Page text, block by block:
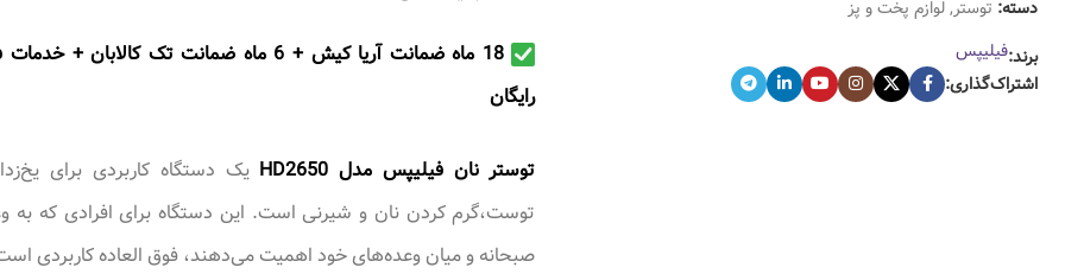
دسته: توستر,لوازم پخت و پز
برند:فیلیپس
اشتراک‌گذاری:
18 ماه ضمانت آریا کیش + 6 ماه ضمانت تک کالابان +
رايگان
توستر نان فیلیپس مدل HD2650
یک دستگاه کاربردی برای
توست،گرم کردن نان و شیرنی است. این دستگاه برای افرادی که به
صبحانه و میان وعده‌های خود اهمیت می‌دهند، فوق العاده کاربردی